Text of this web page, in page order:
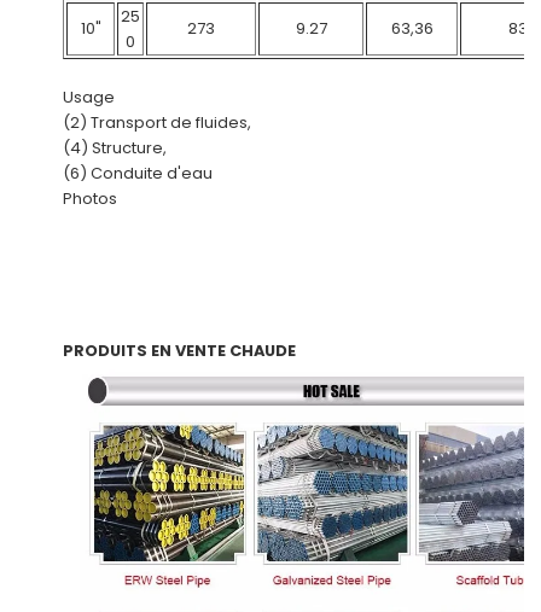
10"
25
0
273 9.27 63,36 83
Usage
(2) Transport de fluides,
(4) Structure,
(6) Conduite d'eau
Photos
PRODUITS EN VENTE CHAUDE